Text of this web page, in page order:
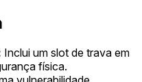
Inclui um slot de trava em
física.